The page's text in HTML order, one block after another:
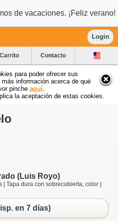
de vacaciones. ¡Feliz verano!
Login
Carrito Contacto
para poder ofrecer sus
información acerca de qué
pinche aquí
la aceptación de estas cookies.
(Luis Royo)
Tapa dura con sobrecubierta, color |
en 7 días)